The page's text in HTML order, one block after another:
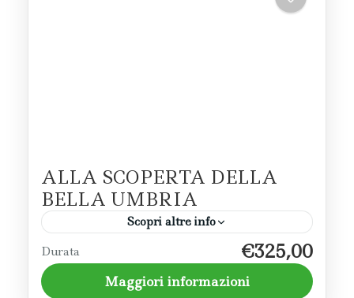
ALLA SCOPERTA DELLA
BELLA UMBRIA
Scopri altre info
Un tour nella bella Umbria che prevede la
scoperta dei borghi della Valle Umbra,
attraverso l'arte, i musei e l'enogastronomia.
Durata €325,00
Maggiori informazioni